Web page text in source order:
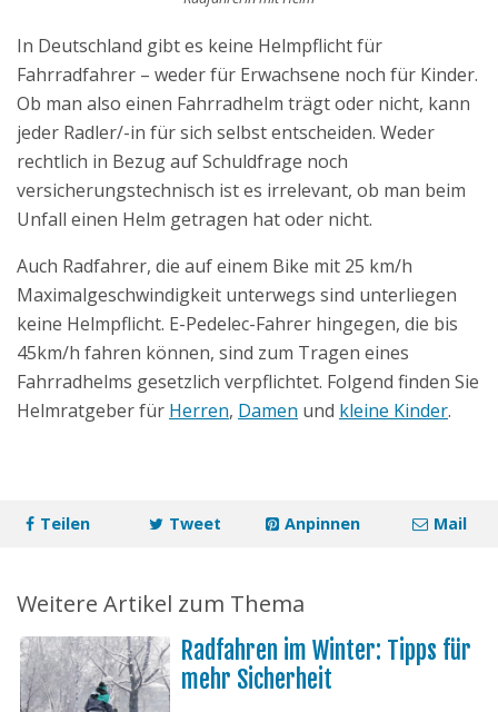
In Deutschland gibt es keine Helmpflicht für
Fahrradfahrer – weder für Erwachsene noch für Kinder.
Ob man also einen Fahrradhelm trägt oder nicht, kann
jeder Radler/-in für sich selbst entscheiden. Weder
rechtlich in Bezug auf Schuldfrage noch
versicherungstechnisch ist es irrelevant, ob man beim
Unfall einen Helm getragen hat oder nicht.
Auch Radfahrer, die auf einem Bike mit 25 km/h
Maximalgeschwindigkeit unterwegs sind unterliegen
keine Helmpflicht. E-Pedelec-Fahrer hingegen, die bis
45km/h fahren können, sind zum Tragen eines
Fahrradhelms gesetzlich verpflichtet. Folgend finden Sie
Helmratgeber für Herren, Damen und kleine Kinder.
Teilen Tweet Anpinnen Mail
Weitere Artikel zum Thema
Radfahren im Winter: Tipps für
mehr Sicherheit